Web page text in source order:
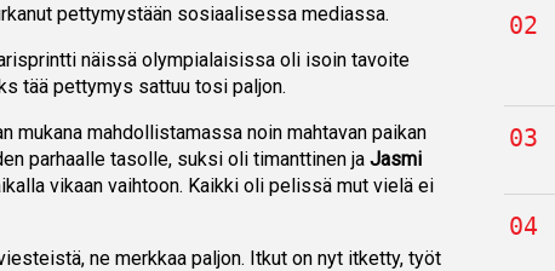
pettymystään sosiaalisessa mediassa.
näissä olympialaisissa oli isoin tavoite
tää pettymys sattuu tosi paljon.
mukana mahdollistamassa noin mahtavan paikan
parhaalle tasolle, suksi oli timanttinen jaJasmi
vikaan vaihtoon. Kaikki oli pelissä mut vielä ei
ne merkkaa paljon. Itkut on nyt itketty, työt